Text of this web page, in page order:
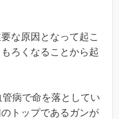
な原因となって起こ
ろくなることから起
病で命を落としてい
トップであるガンが